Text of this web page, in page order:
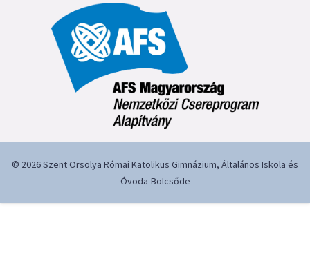
© 2026 Szent Orsolya Római Katolikus Gimnázium, Általános Iskola és
Óvoda-Bölcsőde